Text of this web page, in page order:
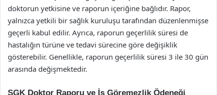
doktorun yetkisine ve raporun içeriğine bağlıdır. Rapor,
yalnızca yetkili bir sağlık kuruluşu tarafından düzenlenmişse
geçerli kabul edilir. Ayrıca, raporun geçerlilik süresi de
hastalığın türüne ve tedavi sürecine göre değişiklik
gösterebilir. Genellikle, raporun geçerlilik süresi 3 ile 30 gün
arasında değişmektedir.
SGK Doktor Raporu ve İş Göremezlik Ödeneği